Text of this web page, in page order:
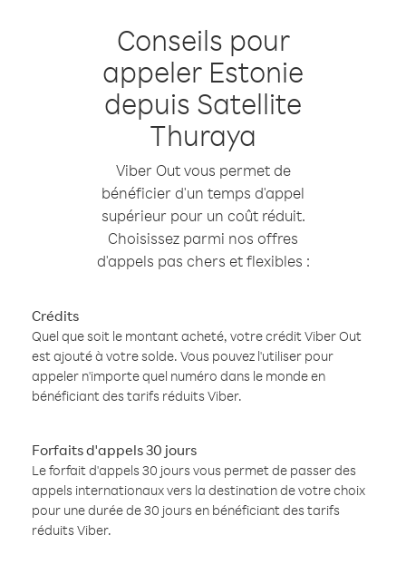
Conseils pour
appeler Estonie
depuis Satellite
Thuraya
Viber Out vous permet de
bénéficier d'un temps d'appel
supérieur pour un coût réduit.
Choisissez parmi nos offres
d'appels pas chers et flexibles :
Crédits
Quel que soit le montant acheté, votre crédit Viber Out
est ajouté à votre solde. Vous pouvez l'utiliser pour
appeler n'importe quel numéro dans le monde en
bénéficiant des tarifs réduits Viber.
Forfaits d'appels 30 jours
Le forfait d'appels 30 jours vous permet de passer des
appels internationaux vers la destination de votre choix
pour une durée de 30 jours en bénéficiant des tarifs
réduits Viber.